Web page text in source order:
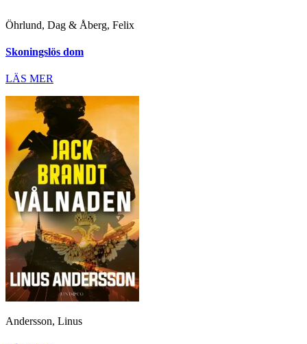
Öhrlund, Dag & Åberg, Felix
Skoningslös dom
LÄS MER
Andersson, Linus